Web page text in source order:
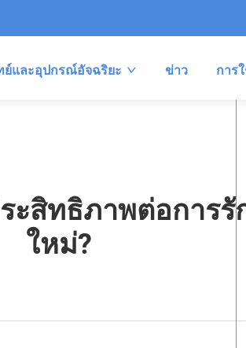
และอุปกรณ์อัจฉริยะ ข่าว การ
ะสิทธิภาพต่อการ
ใหม่?